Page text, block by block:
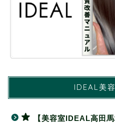
IDEAL美
【美容室IDEAL高田